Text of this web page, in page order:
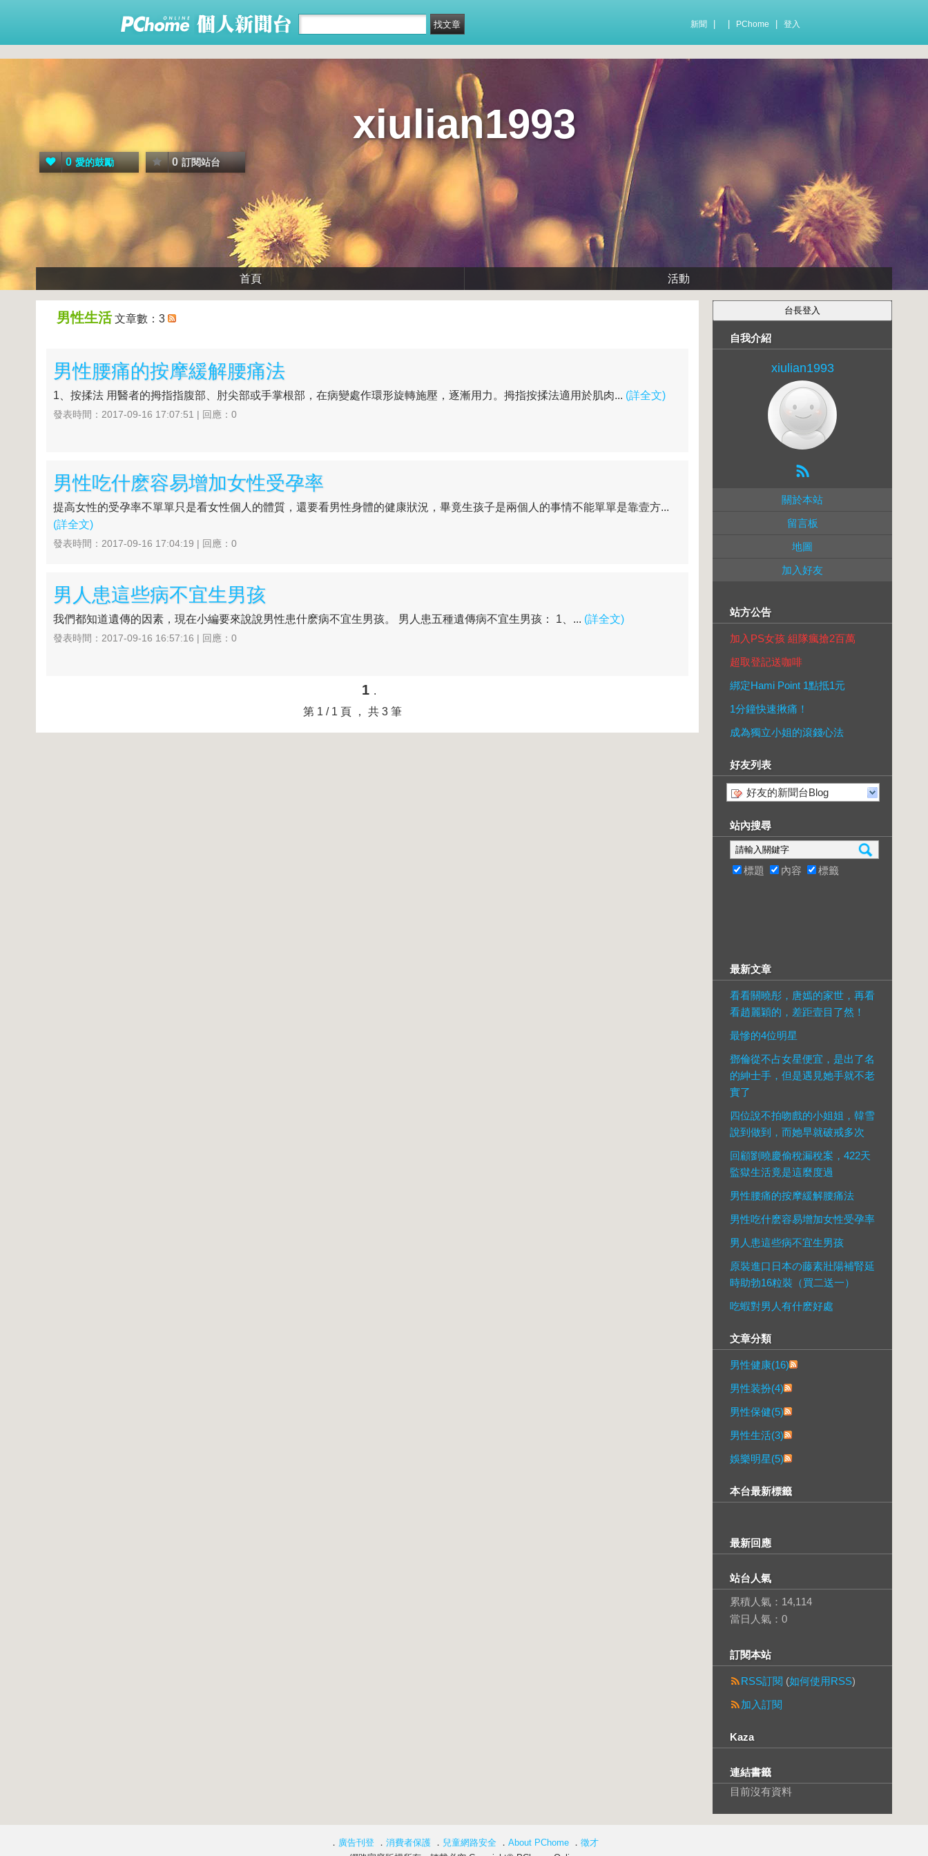
新聞 PChome 登入
xiulian1993
0 愛的鼓勵 0 訂閱站台
首頁 活動
男性生活文章數：3
男性腰痛的按摩緩解腰痛法
1、按揉法 用醫者的拇指指腹部、肘尖部或手掌根部，在病變處作環形旋轉施壓，逐漸用力。拇指按揉法適用於肌肉... (詳全文)
發表時間：2017-09-16 17:07:51 | 回應：0
男性吃什麽容易增加女性受孕率
提高女性的受孕率不單單只是看女性個人的體質，還要看男性身體的健康狀況，畢竟生孩子是兩個人的事情不能單單是靠壹方...
(詳全文)
發表時間：2017-09-16 17:04:19 | 回應：0
男人患這些病不宜生男孩
我們都知道遺傳的因素，現在小編要來說說男性患什麽病不宜生男孩。 男人患五種遺傳病不宜生男孩： 1、... (詳全文)
發表時間：2017-09-16 16:57:16 | 回應：0
1 .
第 1 / 1 頁 ， 共 3 筆
自我介紹
xiulian1993
關於本站
留言板
地圖
加入好友
站方公告
加入PS女孩 組隊瘋搶2百萬
超取登記送咖啡
綁定Hami Point 1點抵1元
1分鐘快速揪痛！
成為獨立小姐的滾錢心法
好友列表
好友的新聞台Blog
站內搜尋
標題 內容 標籤
最新文章
看看關曉彤，唐嫣的家世，再看
看趙麗穎的，差距壹目了然！
最慘的4位明星
鄧倫從不占女星便宜，是出了名
的紳士手，但是遇見她手就不老
實了
四位說不拍吻戲的小姐姐，韓雪
說到做到，而她早就破戒多次
回顧劉曉慶偷稅漏稅案，422天
監獄生活竟是這麼度過
男性腰痛的按摩緩解腰痛法
男性吃什麽容易增加女性受孕率
男人患這些病不宜生男孩
原裝進口日本の藤素壯陽補腎延
時助勃16粒裝（買二送一）
吃蝦對男人有什麽好處
文章分類
男性健康(16)
男性装扮(4)
男性保健(5)
男性生活(3)
娛樂明星(5)
本台最新標籤
最新回應
站台人氣
累積人氣： 14,114
當日人氣： 0
訂閱本站
RSS訂閱 (如何使用RSS)
加入訂閱
Kaza
連結書籤
目前沒有資料
． 廣告刊登 ． 消費者保護 ． 兒童網路安全 ． About PChome ． 徵才